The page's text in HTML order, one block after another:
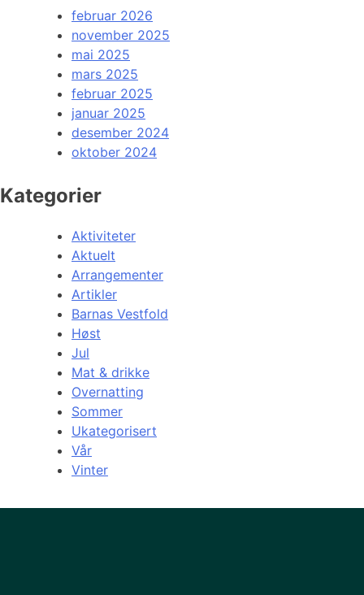
februar 2026
november 2025
mai 2025
mars 2025
februar 2025
januar 2025
desember 2024
oktober 2024
Kategorier
Aktiviteter
Aktuelt
Arrangementer
Artikler
Barnas Vestfold
Høst
Jul
Mat & drikke
Overnatting
Sommer
Ukategorisert
Vår
Vinter